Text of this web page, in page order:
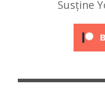
Susține